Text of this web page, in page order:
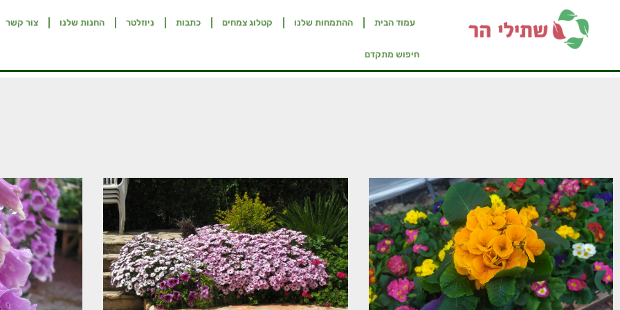
עמוד הבית ההתמחות שלנו קטלוג צמחים כתבות ניוזלטר החנות שלנו צור קשר
חיפוש מתקדם